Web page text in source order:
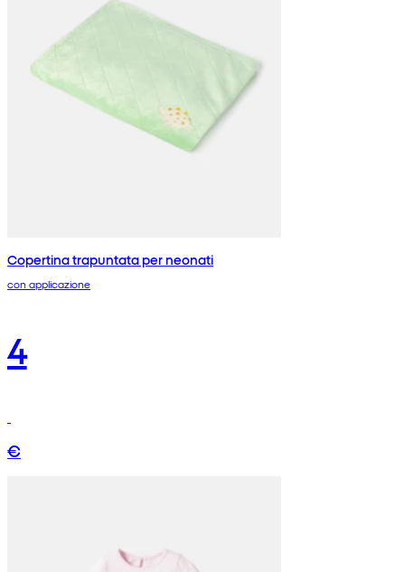
Copertina trapuntata per neonati
con applicazione
4
€